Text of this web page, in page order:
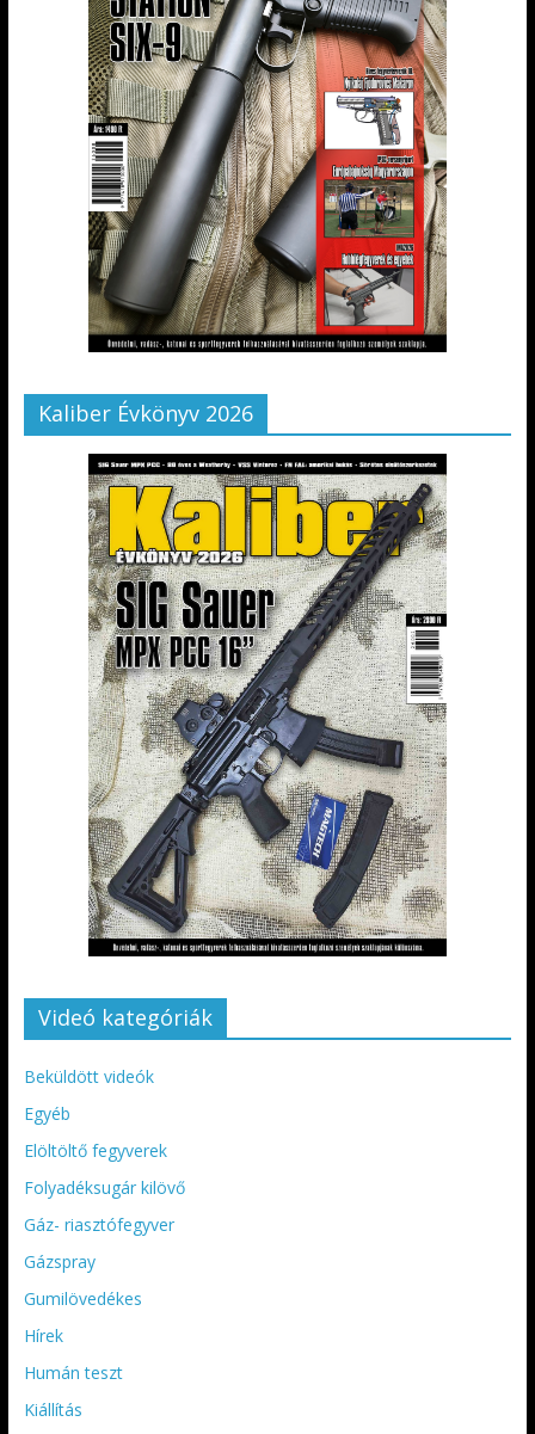
Kaliber Évkönyv 2026
Videó kategóriák
Beküldött videók
Egyéb
Elöltöltő fegyverek
Folyadéksugár kilövő
Gáz- riasztófegyver
Gázspray
Gumilövedékes
Hírek
Humán teszt
Kiállítás